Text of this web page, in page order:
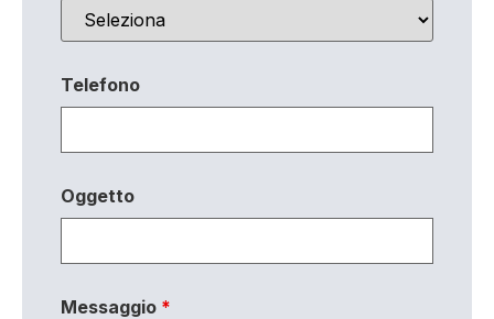
Telefono
Oggetto
Messaggio *